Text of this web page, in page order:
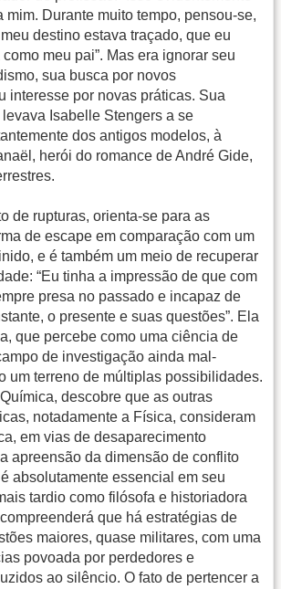
mim. Durante muito tempo, pensou-se,
destino estava traçado, que eu
meu pai”. Mas era ignorar seu
sua busca por novos
interesse por novas práticas. Sua
Isabelle Stengers a se
dos antigos modelos, à
herói do romance de André Gide,
de rupturas, orienta-se para as
de escape em comparação com um
e é também um meio de recuperar
“Eu tinha a impressão de que com
presa no passado e incapaz de
o presente e suas questões”. Ela
que percebe como uma ciência de
de investigação ainda mal-
um terreno de múltiplas possibilidades.
descobre que as outras
notadamente a Física, consideram
em vias de desaparecimento
apreensão da dimensão de conflito
absolutamente essencial em seu
tardio como filósofa e historiadora
que há estratégias de
maiores, quase militares, com uma
povoada por perdedores e
ao silêncio. O fato de pertencer a